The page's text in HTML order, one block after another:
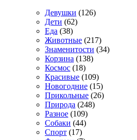
Девушки (126)
Дети (62)
Еда (38)
Животные (217)
Знаменитости (34)
Корзина (138)
Космос (18)
Красивые (109)
Новогодние (15)
Прикольные (26)
Природа (248)
Разное (109)
Собаки (44)
Спорт (17)